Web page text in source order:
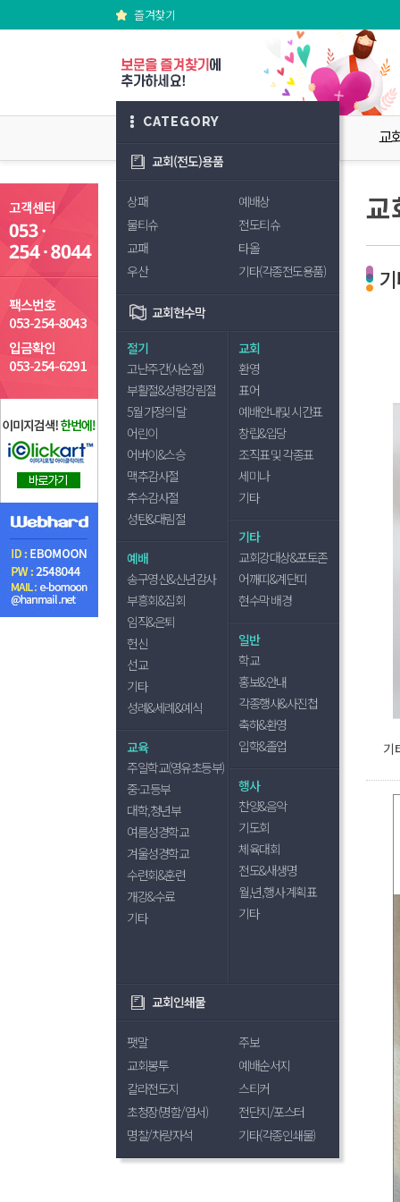
즐겨찾기
교
CATEGORY
교회(전도)용품
상패
예배상
물티슈
전도티슈
교패
타올
우산
기타(각종전도용품)
교회현수막
절기
고난주간(사순절)
부활절&성령강림절
5월 가정의 달
어린이
어버이&스승
맥추감사절
추수감사절
성탄&대림절
예배
송구영신&신년감사
부흥회&집회
임직&은퇴
헌신
선교
기타
성례&세례&예식
교육
주일학교(영유초등부)
중·고등부
대학,청년부
여름성경학교
겨울성경학교
수련회&훈련
개강&수료
기타
교회
환영
표어
예배안내및 시간표
창립&입당
조직표 및 각종표
세미나
기타
기타
교회강대상&포토존
어깨띠&계단띠
현수막 배경
일반
학교
홍보&안내
각종행사&사진첩
축하&환영
입학&졸업
행사
찬양&음악
기도회
체육대회
전도&새생명
월,년,행사 계획표
기타
교회인쇄물
팻말
주보
교회봉투
예배순서지
칼라전도지
스티커
초청장(명함/엽서)
전단지/포스터
명찰/차량자석
기타(각종인쇄물)
교
기